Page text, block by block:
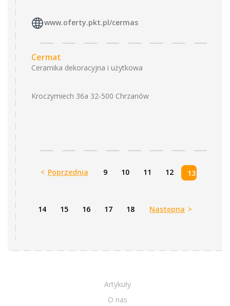
www.oferty.pkt.pl/cermas
Cermat
Ceramika dekoracyjna i użytkowa
Kroczymiech 36a 32-500 Chrzanów
< Poprzednia 9 10 11 12 13
14 15 16 17 18 Następna >
Artykuły
O nas